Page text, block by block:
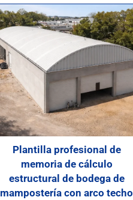
Plantilla profesional de
memoria de cálculo
estructural de bodega de
mampostería con arco techo